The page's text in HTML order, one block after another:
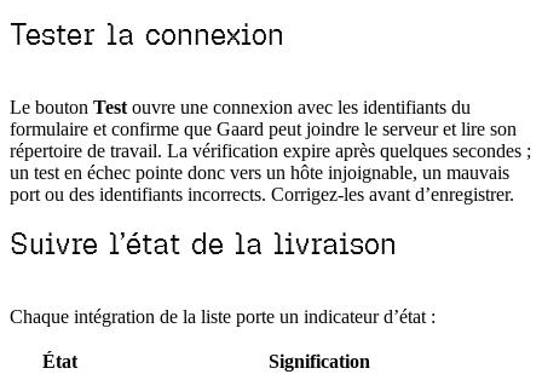
Tester la connexion
Le bouton Test ouvre une connexion avec les identifiants du
formulaire et confirme que Gaard peut joindre le serveur et lire son
répertoire de travail. La vérification expire après quelques secondes ;
un test en échec pointe donc vers un hôte injoignable, un mauvais
port ou des identifiants incorrects. Corrigez-les avant d’enregistrer.
Suivre l’état de la livraison
Chaque intégration de la liste porte un indicateur d’état :
État Signification